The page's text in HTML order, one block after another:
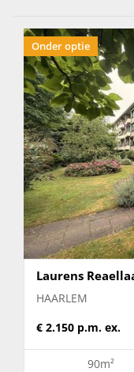
Huur / koop
Huur
Koop
Bestaande bouw
Nieuwbouw
Prijs
GEEN MINIMUM
GEEN MAXIMUM
Onder optie
Laurens
HAARLEM
€ 2.150 p.m. ex.
90m²